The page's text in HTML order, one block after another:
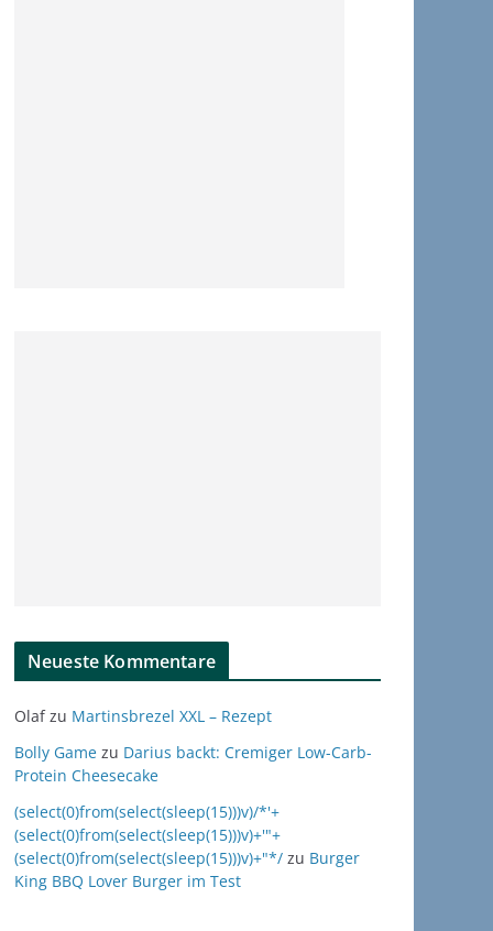
Neueste Kommentare
Olafzu Martinsbrezel XXL – Rezept
Bolly Game zu Darius backt: Cremiger Low-Carb-
Protein Cheesecake
(select(0)from(select(sleep(15)))v)/*'+
(select(0)from(select(sleep(15)))v)+'"+
(select(0)from(select(sleep(15)))v)+"*/ zu Burger
King BBQ Lover Burger im Test